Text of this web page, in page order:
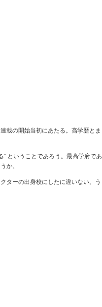
載の開始当初にあたる。高学歴とま
ということであろう。最高学府であ
か。
ターの出身校にしたに違いない。う